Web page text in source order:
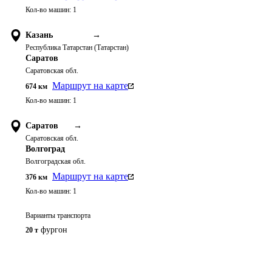
Кол-во машин: 1
Казань →
Республика Татарстан (Татарстан)
Саратов
Саратовская обл.
674 км Маршрут на карте
Кол-во машин: 1
Саратов →
Саратовская обл.
Волгоград
Волгоградская обл.
376 км Маршрут на карте
Кол-во машин: 1
Варианты транспорта
20 т фургон